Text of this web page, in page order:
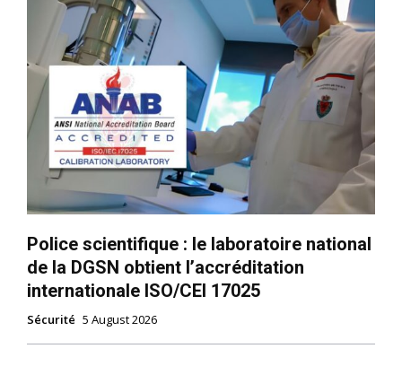
Police scientifique : le laboratoire national
de la DGSN obtient l’accréditation
internationale ISO/CEI 17025
Sécurité 5 August 2026